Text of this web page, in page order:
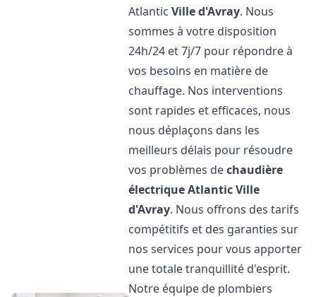
AtlanticVille d'Avray. Nous
sommes à votre disposition
24h/24 et 7j/7 pour répondre à
vos besoins en matière de
chauffage. Nos interventions
sont rapides et efficaces, nous
nous déplaçons dans les
meilleurs délais pour résoudre
vos problèmes dechaudière
électrique AtlanticVille
d'Avray. Nous offrons des tarifs
compétitifs et des garanties sur
nos services pour vous apporter
une totale tranquillité d'esprit.
Notre équipe de plombiers